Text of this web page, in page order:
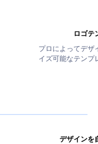
ロゴテ
プロによってデザ
イズ可能なテンプ
デザインを